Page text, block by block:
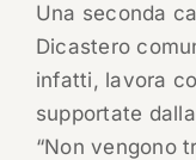
Una seconda
Dicastero
infatti, lavora
supportate
“Non vengono